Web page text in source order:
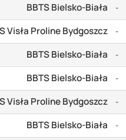
BBTS Bielsko-Biała -
Visła Proline Bydgoszcz -
BBTS Bielsko-Biała -
BBTS Bielsko-Biała -
Visła Proline Bydgoszcz -
BBTS Bielsko-Biała -